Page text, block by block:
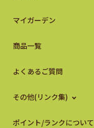
マイガーデン
商品一覧
よくあるご質問
その他(リンク集)
ポイント/ランクについて